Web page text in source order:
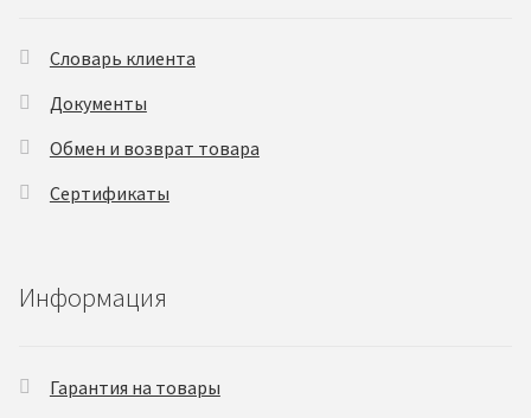
Словарь клиента
Документы
Обмен и возврат товара
Сертификаты
Информация
Гарантия на товары